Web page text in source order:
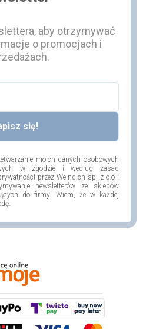
aby otrzymywać
o promocjach i
moich danych osobowych
w zgodzie i według zasad
przez Weindich sp. z o.o i
newsletterów ze sklepów
do firmy. Wiem, że w każdej